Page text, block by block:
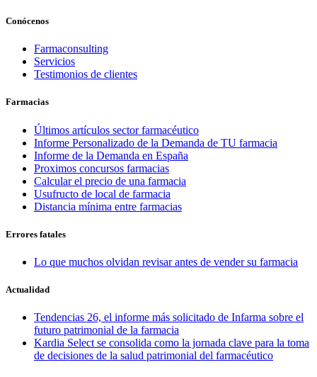
Conócenos
Farmaconsulting
Servicios
Testimonios de clientes
Farmacias
Últimos artículos sector farmacéutico
Informe Personalizado de la Demanda de TU farmacia
Informe de la Demanda en España
Proximos concursos farmacias
Calcular el precio de una farmacia
Usufructo de local de farmacia
Distancia mínima entre farmacias
Errores fatales
Lo que muchos olvidan revisar antes de vender su farmacia
Actualidad
Tendencias 26, el informe más solicitado de Infarma sobre el
futuro patrimonial de la farmacia
Kardia Select se consolida como la jornada clave para la toma
de decisiones de la salud patrimonial del farmacéutico